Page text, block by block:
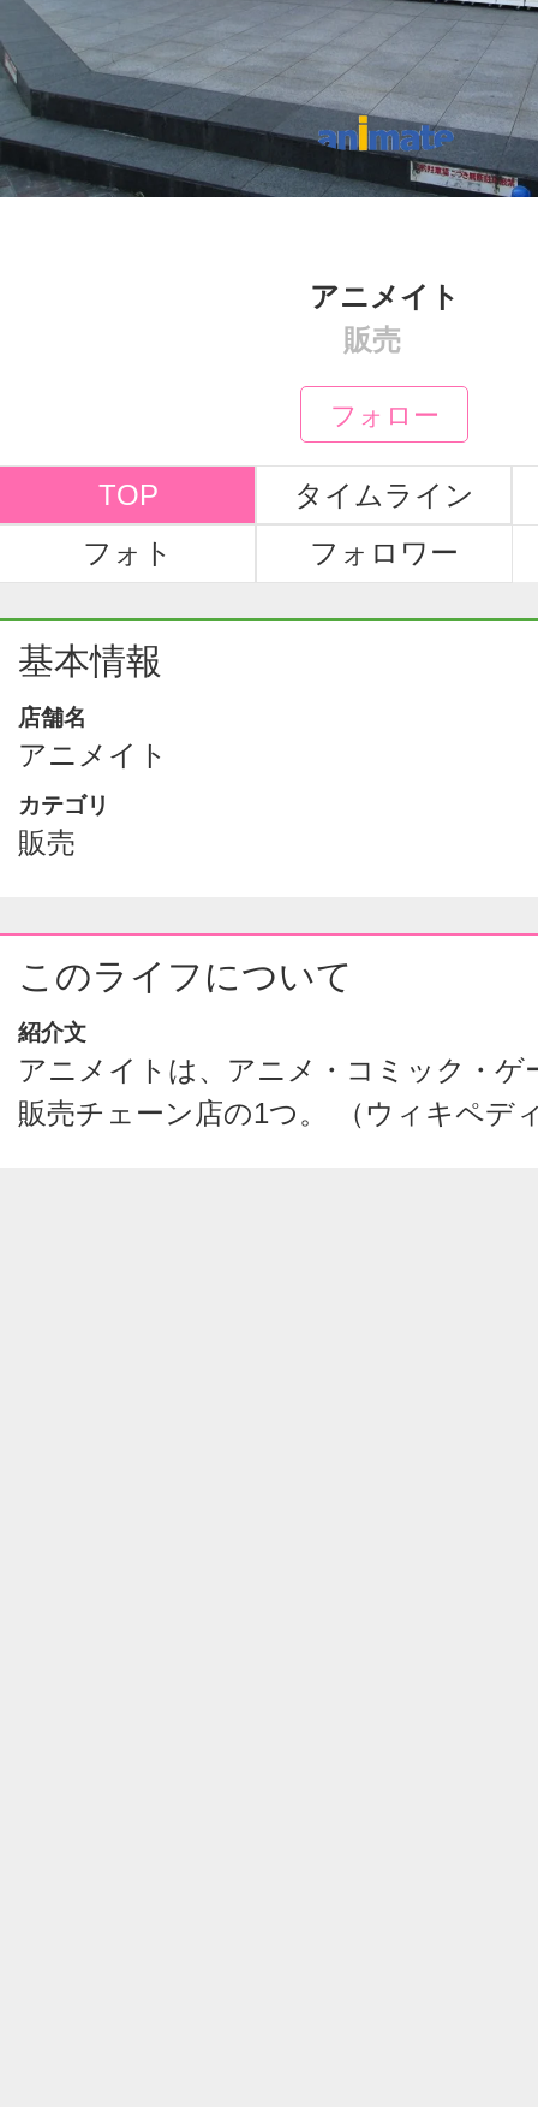
アニメイト
販売
フォロー
TOP
タイムライン
フォト
フォロワー
基本情報
店舗名
アニメイト
カテゴリ
販売
このライフについて
紹介文
アニメイトは、アニメ・コミック・ゲ
販売チェーン店の1つ。 （ウィキペデ